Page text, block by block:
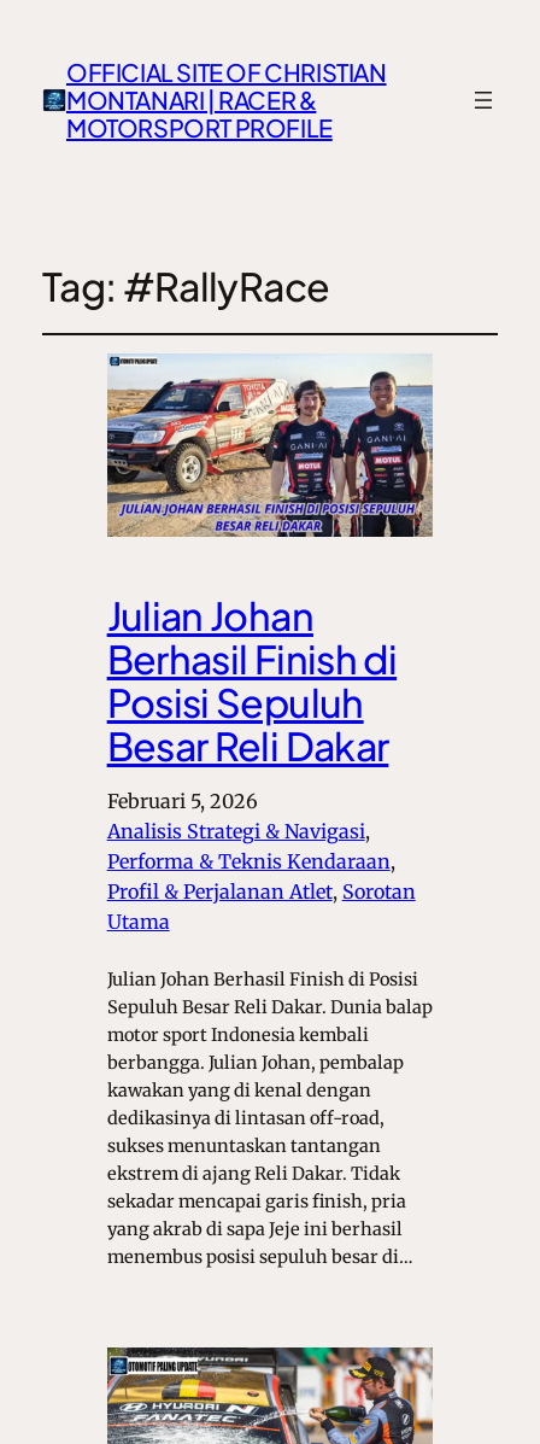
OFFICIAL SITE OF CHRISTIAN
MONTANARI | RACER &
MOTORSPORT PROFILE
Tag: #RallyRace
Julian Johan
Berhasil Finish di
Posisi Sepuluh
Besar Reli Dakar
Februari 5, 2026
Analisis Strategi & Navigasi ,
Performa & Teknis Kendaraan ,
Profil & Perjalanan Atlet, Sorotan
Utama
Julian Johan Berhasil Finish di Posisi
Sepuluh Besar Reli Dakar. Dunia balap
motor sport Indonesia kembali
berbangga. Julian Johan, pembalap
kawakan yang di kenal dengan
dedikasinya di lintasan off-road,
sukses menuntaskan tantangan
ekstrem di ajang Reli Dakar. Tidak
sekadar mencapai garis finish, pria
yang akrab di sapa Jeje ini berhasil
menembus posisi sepuluh besar di…